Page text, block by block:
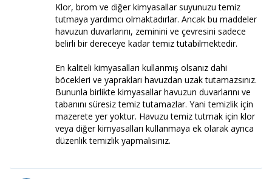
Klor, brom ve diğer kimyasallar suyunuzu temiz
tutmaya yardımcı olmaktadırlar. Ancak bu maddeler
havuzun duvarlarını, zeminini ve çevresini sadece
belirli bir dereceye kadar temiz tutabilmektedir.
En kaliteli kimyasalları kullanmış olsanız dahi
böcekleri ve yaprakları havuzdan uzak tutamazsınız.
Bununla birlikte kimyasallar havuzun duvarlarını ve
tabanını süresiz temiz tutamazlar. Yani temizlik için
mazerete yer yoktur. Havuzu temiz tutmak için klor
veya diğer kimyasalları kullanmaya ek olarak ayrıca
düzenlik temizlik yapmalısınız.